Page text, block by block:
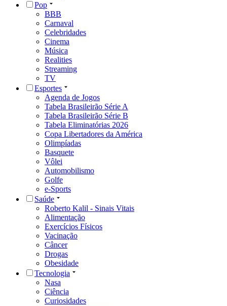
Pop
BBB
Carnaval
Celebridades
Cinema
Música
Realities
Streaming
TV
Esportes
Agenda de Jogos
Tabela Brasileirão Série A
Tabela Brasileirão Série B
Tabela Eliminatórias 2026
Copa Libertadores da América
Olimpíadas
Basquete
Vôlei
Automobilismo
Golfe
e-Sports
Saúde
Roberto Kalil - Sinais Vitais
Alimentação
Exercícios Físicos
Vacinação
Câncer
Drogas
Obesidade
Tecnologia
Nasa
Ciência
Curiosidades